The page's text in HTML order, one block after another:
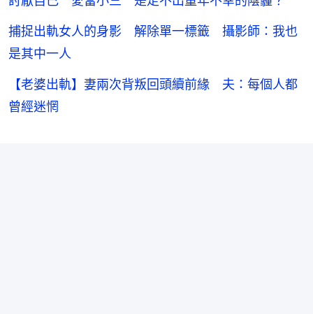
捕捉出軌女人的身影 解除單一標籤 攝影師：我也
是其中一人
【老婆出軌】妻兩次背叛回頭續前緣 夫：每個人都
曾經迷惘